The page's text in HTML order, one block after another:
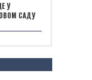
У
САДУ